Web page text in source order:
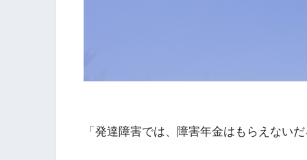
「発達障害では、障害年金はもらえない